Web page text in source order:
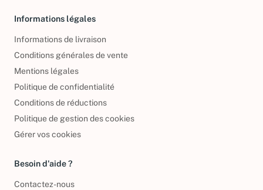
Informations légales
Informations de livraison
Conditions générales de vente
Mentions légales
Politique de confidentialité
Conditions de réductions
Politique de gestion des cookies
Gérer vos cookies
Besoin d'aide ?
Contactez-nous